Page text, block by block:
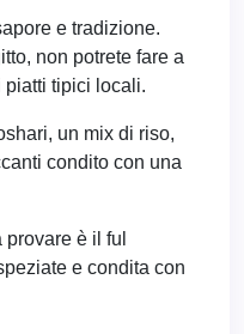
e tradizione.
non potrete fare a
piatti tipici locali.
un mix di riso,
condito con una
è il ful
e condita con